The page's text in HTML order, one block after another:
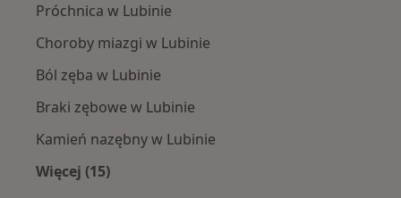
Próchnica w Lubinie
Choroby miazgi w Lubinie
Ból zęba w Lubinie
Braki zębowe w Lubinie
Kamień nazębny w Lubinie
Więcej (15)